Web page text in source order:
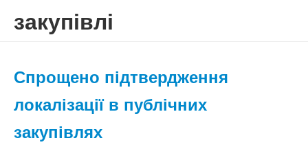
закупівлі
Спрощено підтвердження
локалізації в публічних
закупівлях